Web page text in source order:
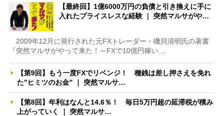
【最終回】1億6000万円の負債と引き換えに手に
入れたプライスレスな経験 ｜ 突然マルサがや…
2009年12月に発行された元FXトレーダー・磯貝清明氏の著書
『突然マルサがやって来た！～FXで10億円稼い…
【第9回】もう一度FXでリベンジ！ 種銭は差し押さえを免れ
た”ヒミツのお金” ｜ 突然マルサ…
【第8回】年利はなんと14.6％！ 毎日5万円超の延滞税が積み
上がっていく ｜ 突然マルサ…